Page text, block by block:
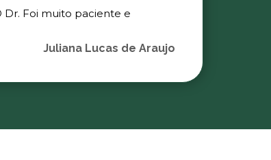
Dr. Foi muito paciente e
Juliana Lucas de Araujo